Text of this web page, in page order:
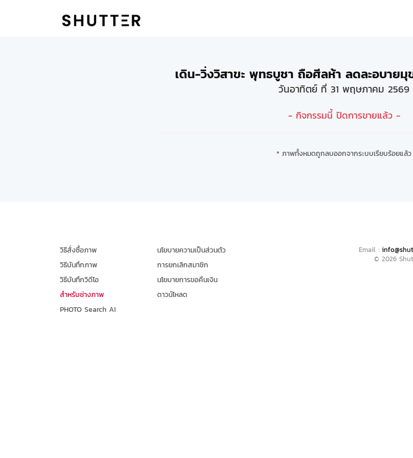
เดิน-วิ่งวิสาขะ พุทธบูชา ถือศีลห้า ลดละอบาย
วันอาทิตย์ ที่ 31 พฤษภาคม 2569
- กิจกรรมนี้ ปิดการขายแล้ว -
* ภาพทั้งหมดถูกลบออกจากระบบเรียบร้อยแล้ว
วิธีสั่งซื้อภาพ
วิธีบันทึกภาพ
วิธีบันทึกวิดีโอ
สำหรับช่างภาพ
PHOTO Search AI
นโยบายความเป็นส่วนตัว
การยกเลิกสมาชิก
นโยบายการขอคืนเงิน
ดาวน์โหลด
Email :
© 2026